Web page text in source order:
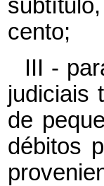
cento;
III -
judiciais
de
débitos